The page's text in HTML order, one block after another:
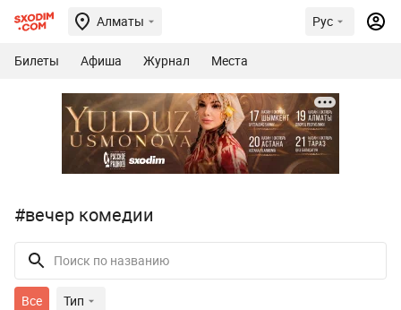
Алматы Рус
Билеты Афиша Журнал Места
#вечер комедии
Все Тип